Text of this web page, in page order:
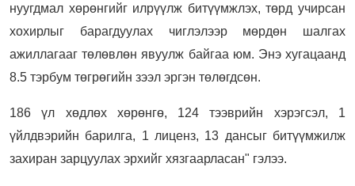
нуугдмал хөрөнгийг илрүүлж битүүмжлэх, төрд учирсан
хохирлыг барагдуулах чиглэлээр мөрдөн шалгах
ажиллагааг төлөвлөн явуулж байгаа юм. Энэ хугацаанд
8.5 тэрбум төгрөгийн зээл эргэн төлөгдсөн.
186 үл хөдлөх хөрөнгө, 124 тээврийн хэрэгсэл, 1
үйлдвэрийн барилга, 1 лиценз, 13 дансыг битүүмжилж
захиран зарцуулах эрхийг хязгаарласан" гэлээ.